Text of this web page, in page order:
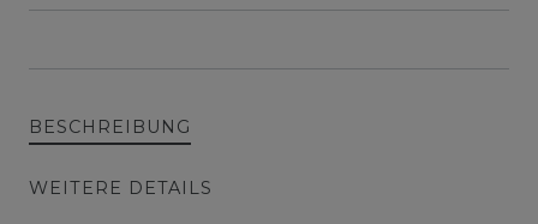
BESCHREIBUNG
WEITERE DETAILS